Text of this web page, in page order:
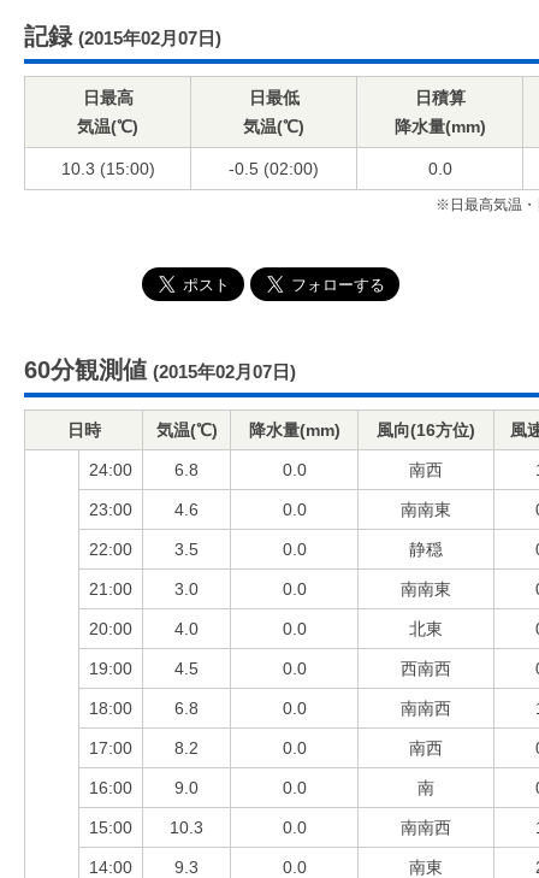
記録 (2015年02月07日)
日最高
気温(℃)
日最低
気温(℃)
日積算
降水量(mm)
10.3 (15:00) -0.5 (02:00) 0.0
※日最高気温・
60分観測値 (2015年02月07日)
日時 気温(℃) 降水量(mm) 風向(16方位) 風
24:00 6.8 0.0 南西
23:00 4.6 0.0 南南東
22:00 3.5 0.0 静穏
21:00 3.0 0.0 南南東
20:00 4.0 0.0 北東
19:00 4.5 0.0 西南西
18:00 6.8 0.0 南南西
17:00 8.2 0.0 南西
16:00 9.0 0.0 南
15:00 10.3 0.0 南南西
14:00 9.3 0.0 南東